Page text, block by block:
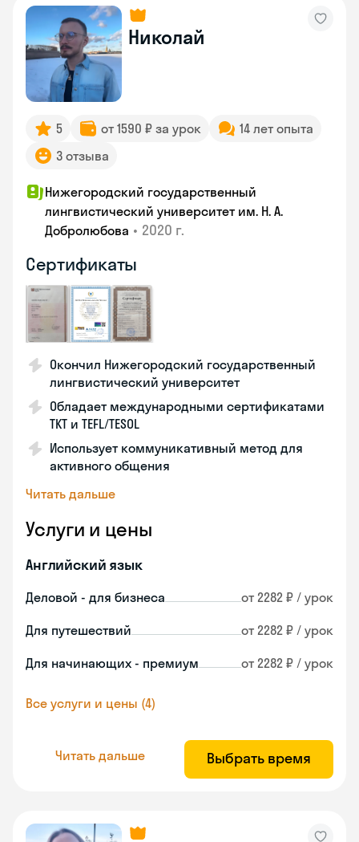
Николай
5 от 1590 ₽ за урок
14 лет опыта
3 отзыва
Нижегородский государственный
лингвистический университет им. Н. А.
Добролюбова • 2020 г.
Сертификаты
Окончил Нижегородский государственный
лингвистический университет
Обладает международными сертификатами
TKT и TEFL/TESOL
Использует коммуникативный метод для
активного общения
Читать дальше
Услуги и цены
Английский язык
Деловой - для бизнеса от 2282 ₽ / урок
Для путешествий от 2282 ₽ / урок
Для начинающих - премиум от 2282 ₽ / урок
Все услуги и цены (4)
Читать дальше Выбрать время